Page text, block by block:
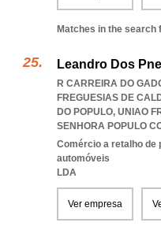
Matches in the search
Leandro Dos
R CARREIRA DO
FREGUESIAS DE
DO POPULO, UNIAO
SENHORA POPULO
Comércio a retalho de
automóveis
LDA
Ver empresa